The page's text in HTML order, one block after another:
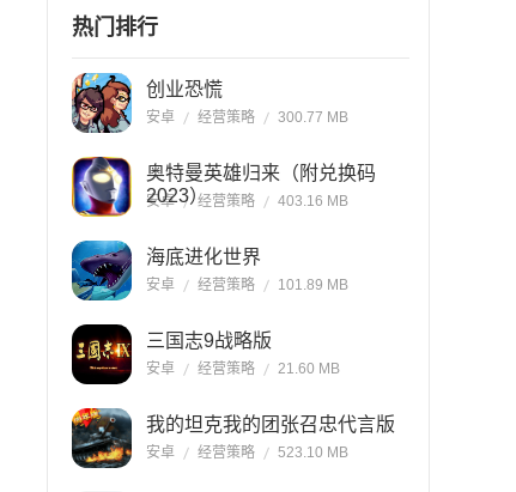
热门排行
创业恐慌
安卓 经营策略 300.77 MB
奥特曼英雄归来（附兑换码
2023）
安卓 经营策略 403.16 MB
海底进化世界
安卓 经营策略 101.89 MB
三国志9战略版
安卓 经营策略 21.60 MB
我的坦克我的团张召忠代言版
安卓 经营策略 523.10 MB